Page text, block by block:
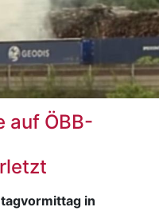
mit Förster Hans
Murtal unterstützt
Biodiversität in der
und die
als Musterprojekte.
Naturverbundenheit
auf ÖBB-
in